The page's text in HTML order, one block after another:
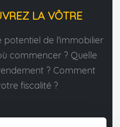
LA VÔTRE
potentiel de l'immobilier
commencer ? Quelle
? Comment
fiscalité ?